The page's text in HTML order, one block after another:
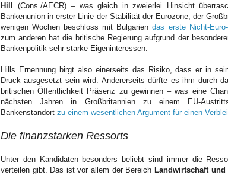
Hill (Cons./AECR) – was gleich in zweierlei Hinsicht
Bankenunion in erster Linie der Stabilität der Eurozone, der
wenigen Wochen beschloss mit Bulgariendas erste Nicht-
zum anderen hat die britische Regierung aufgrund der
Bankenpolitik sehr starke Eigeninteressen.
Hills Ernennung birgt also einerseits das Risiko, dass er in
Druck ausgesetzt sein wird. Andererseits dürfte es ihm durch
britischen Öffentlichkeit Präsenz zu gewinnen – was eine
nächsten Jahren in Großbritannien zu einem EU-
Bankenstandort zu einem wesentlichen Argument für einen
Die finanzstarken Ressorts
Unter den Kandidaten besonders beliebt sind immer die
verteilen gibt. Das ist vor allem der Bereich Landwirtschaft